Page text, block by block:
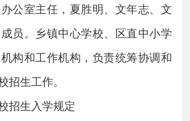
公室主任，夏胜明、文年志、文
员。乡镇中心学校、区直中小学
构和工作机构，负责统筹协调和
招生工作。
生入学规定